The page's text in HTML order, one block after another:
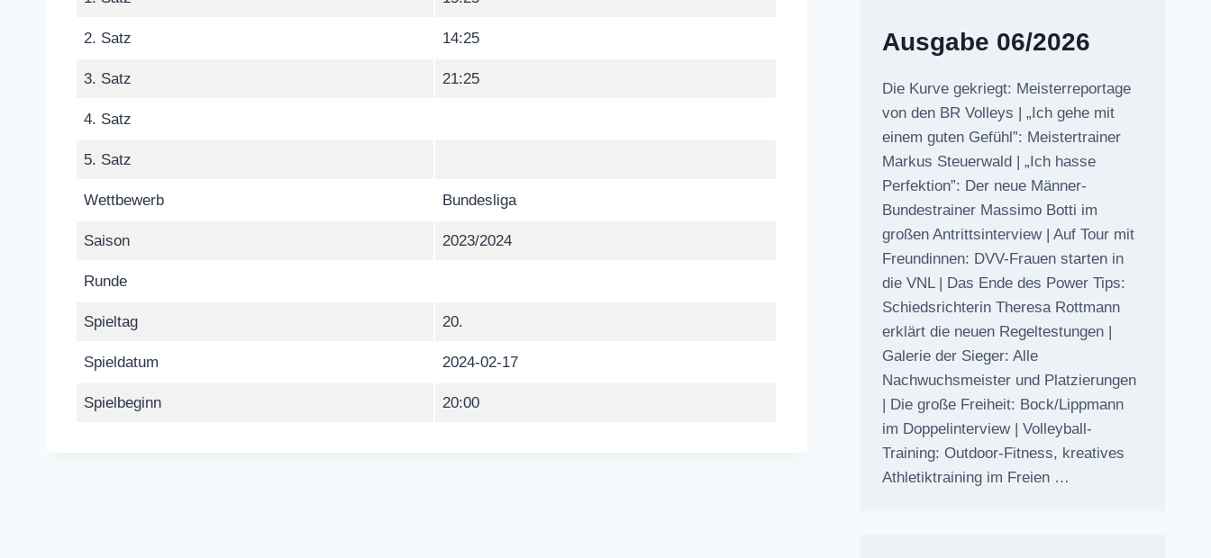
2. Satz 14:25
3. Satz 21:25
4. Satz
5. Satz
Wettbewerb Bundesliga
Saison 2023/2024
Runde
Spieltag 20.
Spieldatum 2024-02-17
Spielbeginn 20:00
Ausgabe 06/2026
Die Kurve gekriegt: Meisterreportage
von den BR Volleys | „Ich gehe mit
einem guten Gefühl”: Meistertrainer
Markus Steuerwald | „Ich hasse
Perfektion”: Der neue Männer-
Bundestrainer Massimo Botti im
großen Antrittsinterview | Auf Tour mit
Freundinnen: DVV-Frauen starten in
die VNL | Das Ende des Power Tips:
Schiedsrichterin Theresa Rottmann
erklärt die neuen Regeltestungen |
Galerie der Sieger: Alle
Nachwuchsmeister und Platzierungen
| Die große Freiheit: Bock/Lippmann
im Doppelinterview | Volleyball-
Training: Outdoor-Fitness, kreatives
Athletiktraining im Freien …